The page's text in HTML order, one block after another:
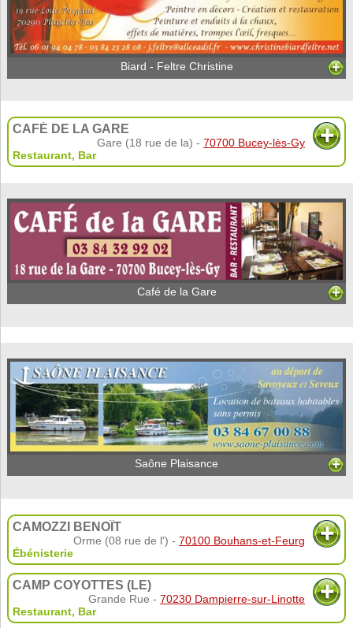
Biard - Feltre Christine
CAFÉ DE LA GARE
Gare (18 rue de la) -70700 Bucey-lès-Gy
Restaurant, Bar
Café de la Gare
Saône Plaisance
CAMOZZI BENOÎT
Orme (08 rue de l') -70100 Bouhans-et-Feurg
Ébénisterie
CAMP COYOTTES (LE)
Grande Rue -70230 Dampierre-sur-Linotte
Restaurant, Bar